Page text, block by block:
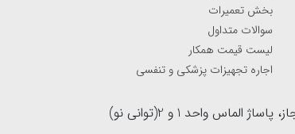
بخش تعمیرات
سوالات متداول
لیست قیمت همکار
اجاره تجهیزات پزشکی و تنفسی
آدرس : بزرگراه نواب جنوب به شمال(لاین کند رو)، نرسیده به خیابان محبوب مجاز، پاساژ الماس واحد 1 و 2(توانی نو)